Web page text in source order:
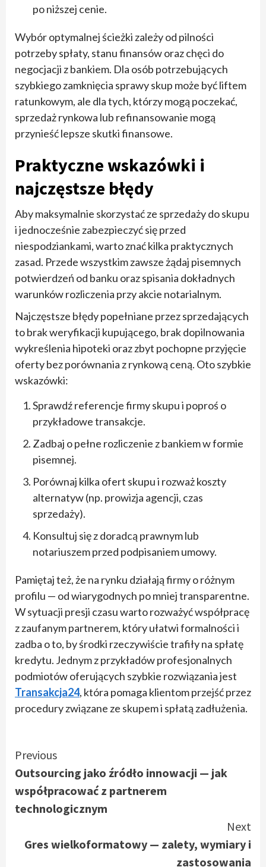
po niższej cenie.
Wybór optymalnej ścieżki zależy od pilności
potrzeby spłaty, stanu finansów oraz chęci do
negocjacji z bankiem. Dla osób potrzebujących
szybkiego zamknięcia sprawy skup może być liftem
ratunkowym, ale dla tych, którzy mogą poczekać,
sprzedaż rynkowa lub refinansowanie mogą
przynieść lepsze skutki finansowe.
Praktyczne wskazówki i
najczęstsze błędy
Aby maksymalnie skorzystać ze sprzedaży do skupu
i jednocześnie zabezpieczyć się przed
niespodziankami, warto znać kilka praktycznych
zasad. Przede wszystkim zawsze żądaj pisemnych
potwierdzeń od banku oraz spisania dokładnych
warunków rozliczenia przy akcie notarialnym.
Najczęstsze błędy popełniane przez sprzedających
to brak weryfikacji kupującego, brak dopilnowania
wykreślenia hipoteki oraz zbyt pochopne przyjęcie
oferty bez porównania z rynkową ceną. Oto szybkie
wskazówki:
Sprawdź referencje firmy skupu i poproś o
przykładowe transakcje.
Zadbaj o pełne rozliczenie z bankiem w formie
pisemnej.
Porównaj kilka ofert skupu i rozważ koszty
alternatyw (np. prowizja agencji, czas
sprzedaży).
Konsultuj się z doradcą prawnym lub
notariuszem przed podpisaniem umowy.
Pamiętaj też, że na rynku działają firmy o różnym
profilu — od wiarygodnych po mniej transparentne.
W sytuacji presji czasu warto rozważyć współpracę
z zaufanym partnerem, który ułatwi formalności i
zadba o to, by środki rzeczywiście trafiły na spłatę
kredytu. Jednym z przykładów profesjonalnych
podmiotów oferujących szybkie rozwiązania jest
Transakcja24, która pomaga klientom przejść przez
procedury związane ze skupem i spłatą zadłużenia.
Continue
Reading
Previous
Outsourcing jako źródło innowacji — jak
współpracować z partnerem
technologicznym
Next
Gres wielkoformatowy — zalety, wymiary i
zastosowania